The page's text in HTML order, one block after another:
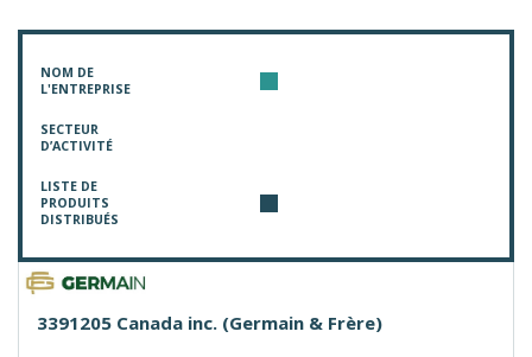
NOM DE
L'ENTREPRISE
SECTEUR
D’ACTIVITÉ
LISTE DE
PRODUITS
DISTRIBUÉS
3391205 Canada inc. (Germain & Frère)